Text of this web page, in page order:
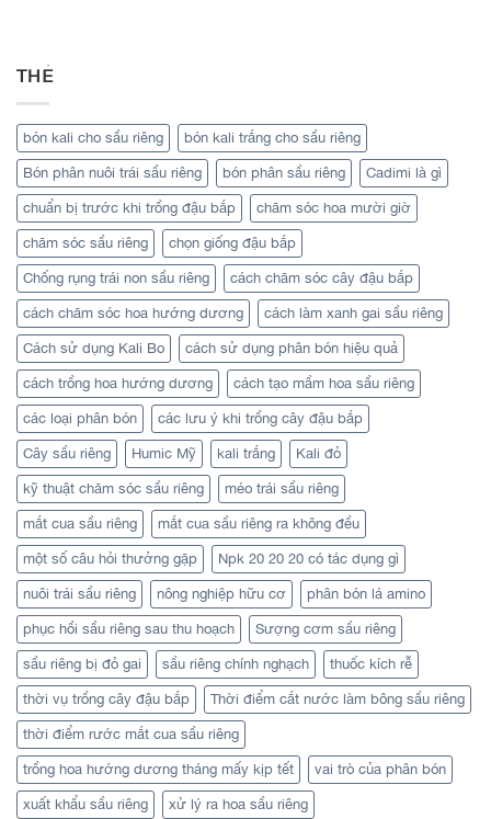
THẺ
bón kali cho sầu riêng bón kali trắng cho sầu riêng
Bón phân nuôi trái sầu riêng bón phân sầu riêng Cadimi là gì
chuẩn bị trước khi trồng đậu bắp chăm sóc hoa mười giờ
chăm sóc sầu riêng chọn giống đậu bắp
Chống rụng trái non sầu riêng cách chăm sóc cây đậu bắp
cách chăm sóc hoa hướng dương cách làm xanh gai sầu riêng
Cách sử dụng Kali Bo cách sử dụng phân bón hiệu quả
cách trồng hoa hướng dương cách tạo mầm hoa sầu riêng
các loại phân bón các lưu ý khi trồng cây đậu bắp
Cây sầu riêng Humic Mỹ kali trắng Kali đỏ
kỹ thuật chăm sóc sầu riêng méo trái sầu riêng
mắt cua sầu riêng mắt cua sầu riêng ra không đều
một số câu hỏi thưởng gặp Npk 20 20 20 có tác dụng gì
nuôi trái sầu riêng nông nghiệp hữu cơ phân bón lá amino
phục hồi sầu riêng sau thu hoạch Sượng cơm sầu riêng
sầu riêng bị đỏ gai sầu riêng chính nghạch thuốc kích rễ
thời vụ trồng cây đậu bắp Thời điểm cắt nước làm bông sầu riêng
thời điểm rước mắt cua sầu riêng
trồng hoa hướng dương tháng mấy kịp tết vai trò của phân bón
xuất khẩu sầu riêng xử lý ra hoa sầu riêng